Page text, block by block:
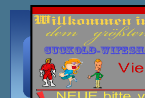
Übersicht Kalender Einloggen